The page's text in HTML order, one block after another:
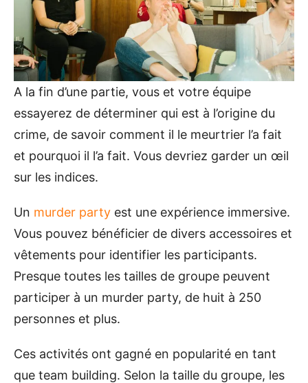
A la fin d’une partie, vous et votre équipe
essayerez de déterminer qui est à l’origine du
crime, de savoir comment il le meurtrier l’a fait
et pourquoi il l’a fait. Vous devriez garder un œil
sur les indices.
Un murder party est une expérience immersive.
Vous pouvez bénéficier de divers accessoires et
vêtements pour identifier les participants.
Presque toutes les tailles de groupe peuvent
participer à un murder party, de huit à 250
personnes et plus.
Ces activités ont gagné en popularité en tant
que team building. Selon la taille du groupe, les